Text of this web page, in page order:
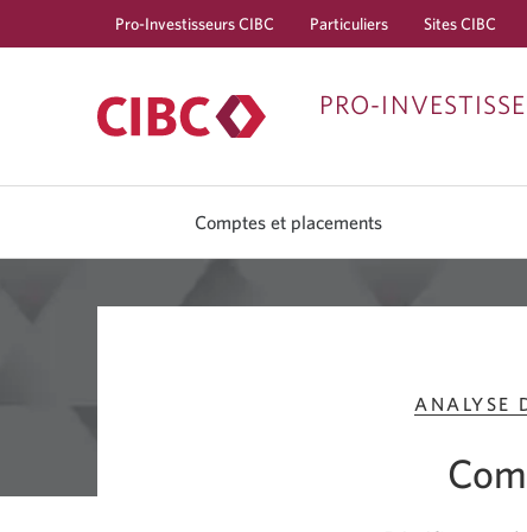
Pro-Investisseurs CIBC Particuliers Sites CIBC
PRO-
Comptes et placements
ANALYSE